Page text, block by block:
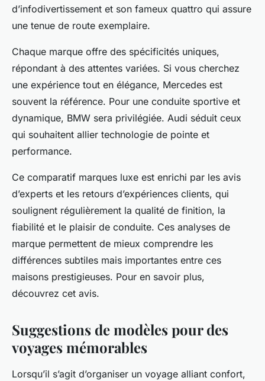
d’infodivertissement et son fameux quattro qui assure
une tenue de route exemplaire.
Chaque marque offre des spécificités uniques,
répondant à des attentes variées. Si vous cherchez
une expérience tout en élégance, Mercedes est
souvent la référence. Pour une conduite sportive et
dynamique, BMW sera privilégiée. Audi séduit ceux
qui souhaitent allier technologie de pointe et
performance.
Ce comparatif marques luxe est enrichi par les avis
d’experts et les retours d’expériences clients, qui
soulignent régulièrement la qualité de finition, la
fiabilité et le plaisir de conduite. Ces analyses de
marque permettent de mieux comprendre les
différences subtiles mais importantes entre ces
maisons prestigieuses. Pour en savoir plus,
découvrez cet avis.
Suggestions de modèles pour des
voyages mémorables
Lorsqu’il s’agit d’organiser un voyage alliant confort,